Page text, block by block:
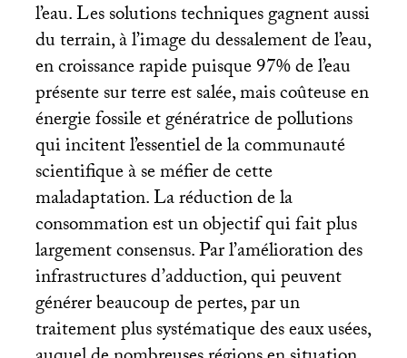
l’eau. Les solutions techniques gagnent aussi
du terrain, à l’image du dessalement de l’eau,
en croissance rapide puisque 97% de l’eau
présente sur terre est salée, mais coûteuse en
énergie fossile et génératrice de pollutions
qui incitent l’essentiel de la communauté
scientifique à se méfier de cette
maladaptation. La réduction de la
consommation est un objectif qui fait plus
largement consensus. Par l’amélioration des
infrastructures d’adduction, qui peuvent
générer beaucoup de pertes, par un
traitement plus systématique des eaux usées,